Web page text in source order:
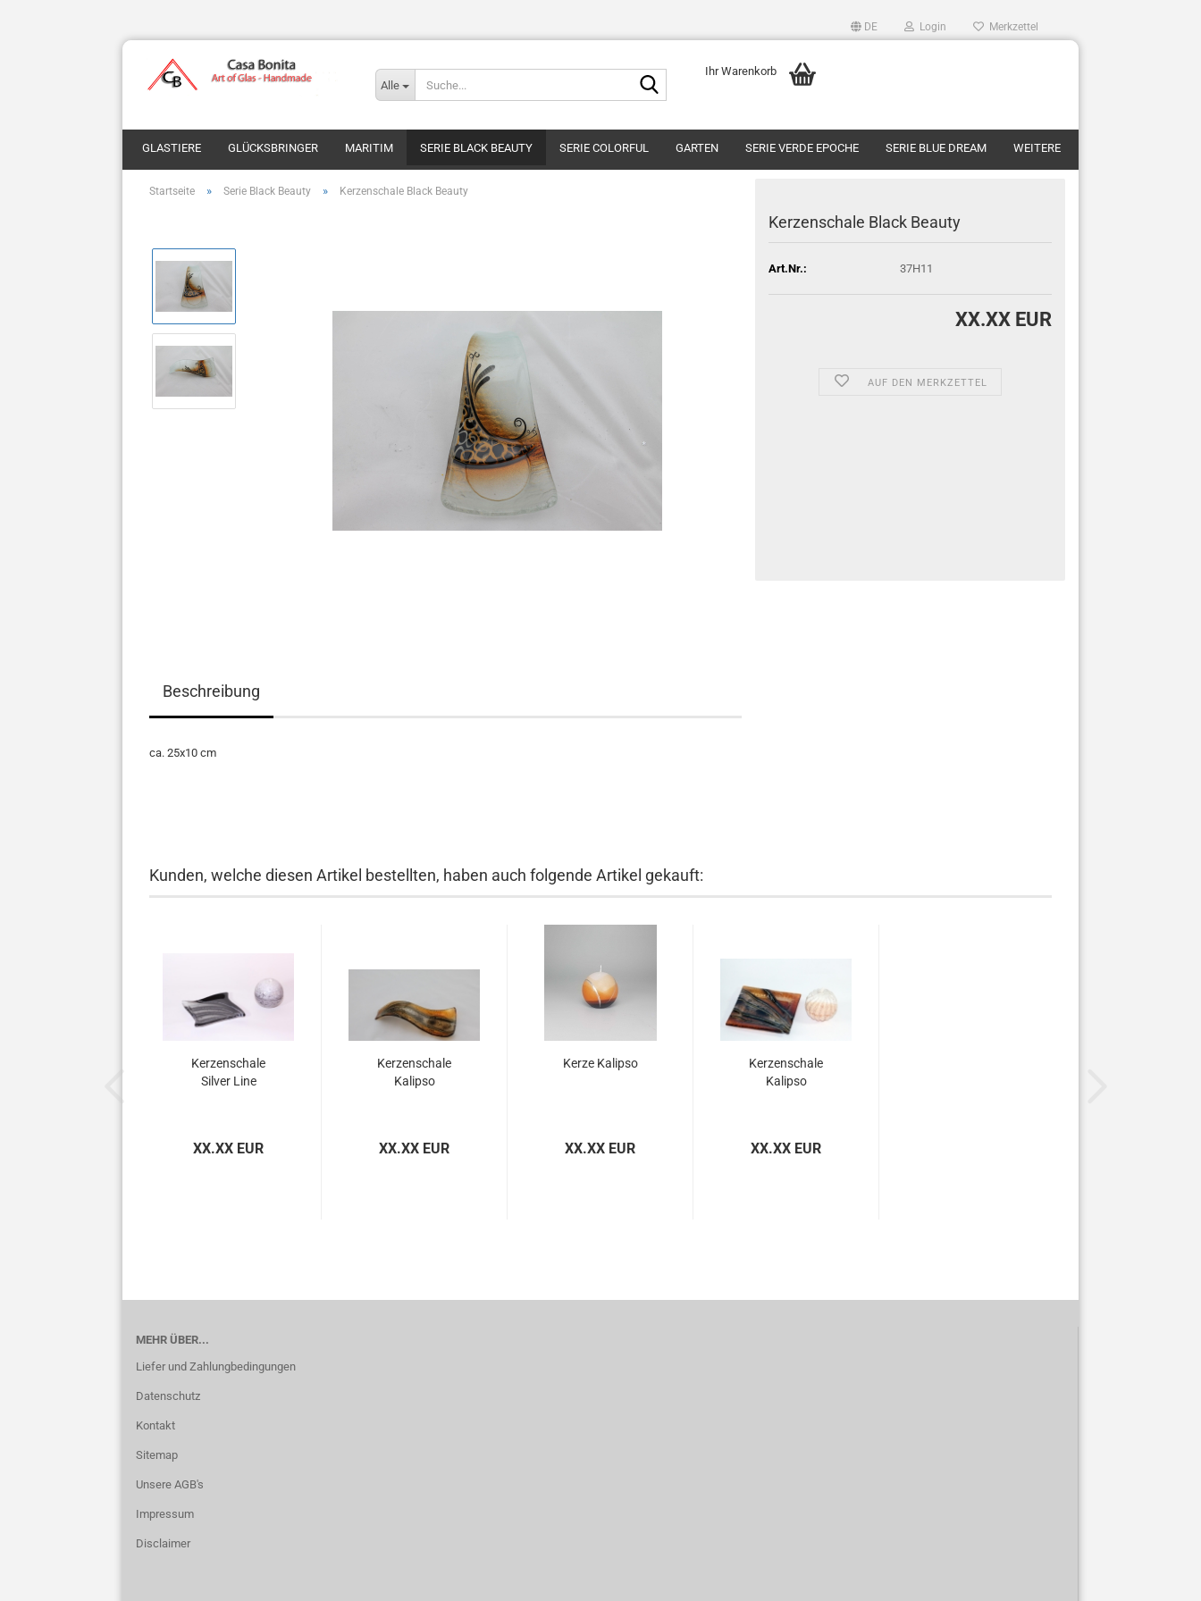
DE Login Merkzettel
Alle
Ihr Warenkorb
GLASTIERE GLÜCKSBRINGER MARITIM SERIE BLACK BEAUTY SERIE COLORFUL GARTEN SERIE VERDE EPOCHE SERIE BLUE DREAM WEITERE
Startseite » Serie Black Beauty » Kerzenschale Black Beauty
Kerzenschale Black Beauty
Art.Nr.: 37H11
XX.XX EUR
AUF DEN MERKZETTEL
Beschreibung
ca. 25x10 cm
Kunden, welche diesen Artikel bestellten, haben auch folgende Artikel gekauft:
Kerzenschale
Silver Line
XX.XX EUR
Kerzenschale
Kalipso
XX.XX EUR
Kerze Kalipso
XX.XX EUR
Kerzenschale
Kalipso
XX.XX EUR
MEHR ÜBER...
Liefer und Zahlungbedingungen
Datenschutz
Kontakt
Sitemap
Unsere AGB's
Impressum
Disclaimer